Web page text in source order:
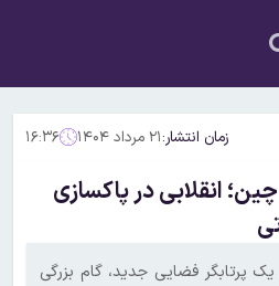
زمان انتشار:۲۱ مرداد ۱۴۰۴ ۱۶:۳۶
انقلابی در پاکسازی
پرتابگر فضایی جدید، گام بزرگی